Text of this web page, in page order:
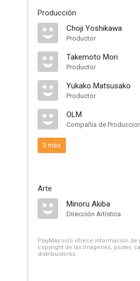
Producción
Choji Yoshikawa
Productor
Takemoto Mori
Productor
Yukako Matsusako
Productor
OLM
Compañía de
3 más
Arte
Minoru Akiba
Dirección Artística
PlayMax solo ofrece información
copyright de las imágenes, póster,
distribuidoras.